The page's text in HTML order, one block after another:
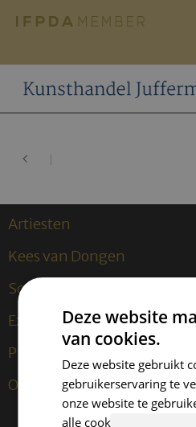
Artiesten
Kees van Dongen
Sculpturen
Exposities
Publicaties
Over ons
Deze website
van cookies.
Deze website gebruikt
gebruikerservaring te
onze website te
alle cookies in